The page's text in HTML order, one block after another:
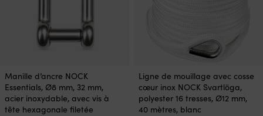
Manille d’ancre NOCK
Essentials, Ø8 mm, 32 mm,
acier inoxydable, avec vis à
tête hexagonale filetée
Ligne de mouillage avec cosse
cœur inox NOCK Svartlöga,
polyester 16 tresses, Ø12 mm,
40 mètres, blanc